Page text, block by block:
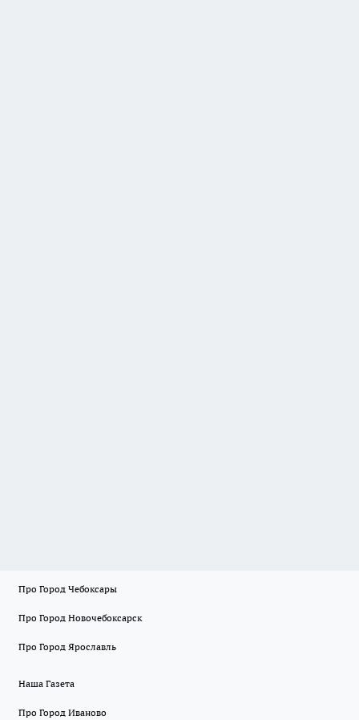
Про Город Чебоксары
Про Город Новочебоксарск
Про Город Ярославль
Наша Газета
Про Город Иваново